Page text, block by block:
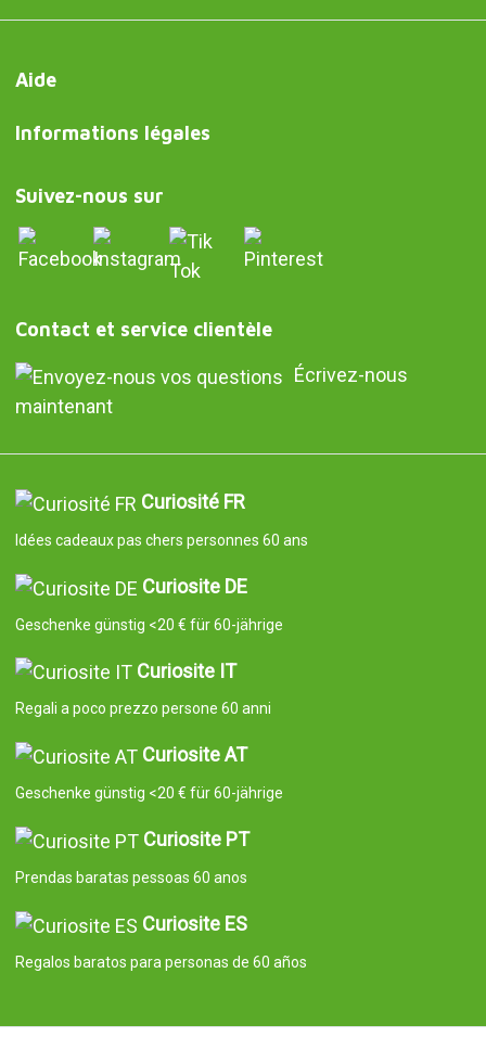
Aide
Informations légales
Suivez-nous sur
Contact et service clientèle
Écrivez-nous
maintenant
Curiosité FR
Idées cadeaux pas chers personnes 60 ans
Curiosite DE
Geschenke günstig <20 € für 60-jährige
Curiosite IT
Regali a poco prezzo persone 60 anni
Curiosite AT
Geschenke günstig <20 € für 60-jährige
Curiosite PT
Prendas baratas pessoas 60 anos
Curiosite ES
Regalos baratos para personas de 60 años